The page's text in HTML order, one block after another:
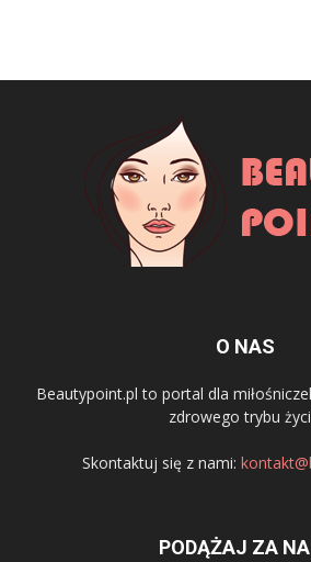
O NAS
Beautypoint.pl to portal dla
zdrowego trybu
Skontaktuj się z nami:
PODĄŻAJ ZA